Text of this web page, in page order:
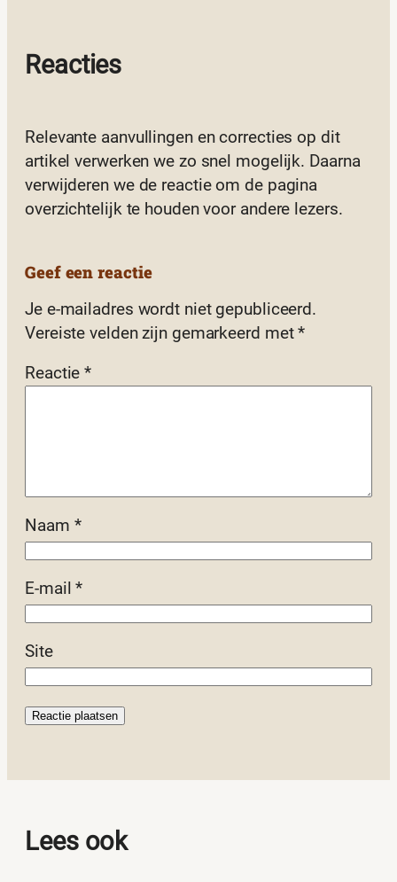
Reacties
Relevante aanvullingen en correcties op dit
artikel verwerken we zo snel mogelijk. Daarna
verwijderen we de reactie om de pagina
overzichtelijk te houden voor andere lezers.
Geef een reactie
Je e-mailadres wordt niet gepubliceerd.
Vereiste velden zijn gemarkeerd met*
Reactie*
Naam *
E-mail*
Site
Lees ook